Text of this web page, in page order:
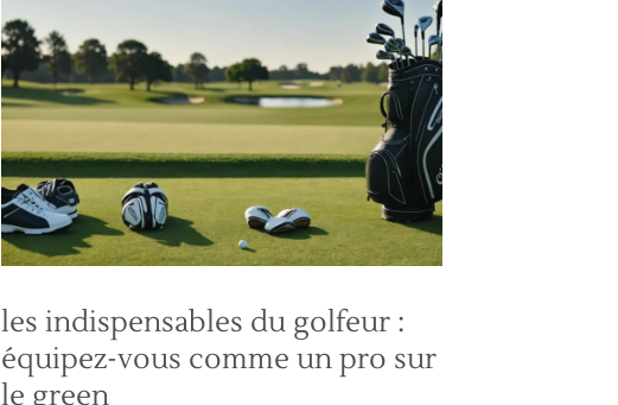
les indispensables du golfeur :
équipez-vous comme un pro sur
le green